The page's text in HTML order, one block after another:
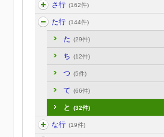
さ行 (162件)
た行 (144件)
た (29件)
ち (12件)
つ (5件)
て (66件)
と (32件)
な行 (19件)